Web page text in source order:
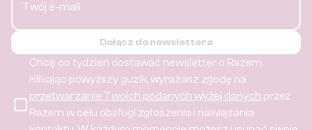
Twój e-mail
Dołącz do newslettera
Chcę co tydzień dostawać newsletter o Razem.
Klikając powyższy guzik, wyrażasz zgodę na
przetwarzanie Twoich podanych wyżej danych przez
Razem w celu obsługi zgłoszenia i nawiązania